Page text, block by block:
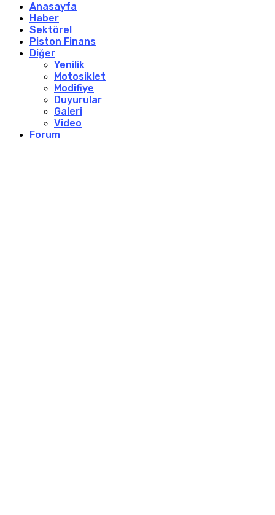
Anasayfa
Haber
Sektörel
Piston Finans
Diğer
Yenilik
Motosiklet
Modifiye
Duyurular
Galeri
Video
Forum